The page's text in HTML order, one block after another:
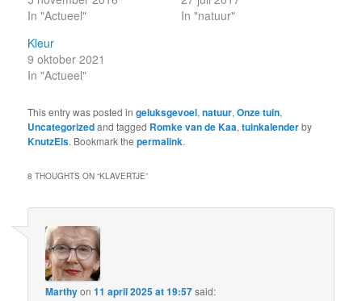
In "Actueel"
In "natuur"
Kleur
9 oktober 2021
In "Actueel"
This entry was posted ingeluksgevoel,natuur,Onze tuin,
Uncategorizedand tagged Romke van de Kaa,tuinkalenderby
KnutzEls. Bookmark thepermalink.
8 THOUGHTS ON “KLAVERTJE”
Marthyon11 april 2025 at 19:57said: